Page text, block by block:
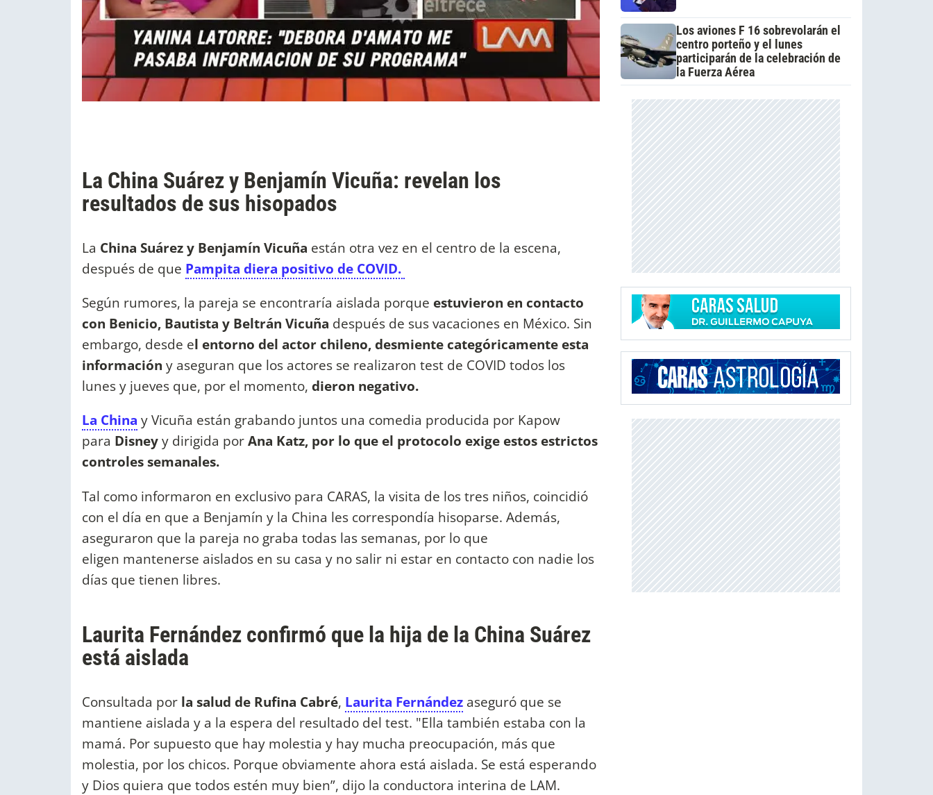
La China Suárez y Benjamín Vicuña: revelan los
resultados de sus hisopados
La China Suárez y Benjamín Vicuña están otra vez en el centro de la escena,
después de que Pampita diera positivo de COVID.
Según rumores, la pareja se encontraría aislada porque estuvieron en contacto
con Benicio, Bautista y Beltrán Vicuña después de sus vacaciones en México. Sin
embargo, desde el entorno del actor chileno, desmiente categóricamente esta
información y aseguran que los actores se realizaron test de COVID todos los
lunes y jueves que, por el momento, dieron negativo.
La China y Vicuña están grabando juntos una comedia producida por Kapow
para Disneyy dirigida porAna Katz, por lo que el protocolo exige estos estrictos
controles semanales.
Tal como informaron en exclusivo para CARAS, la visita de los tres niños, coincidió
con el día en que a Benjamín y la China les correspondía hisoparse. Además,
aseguraron que la pareja no graba todas las semanas, por lo que
eligen mantenerse aislados en su casa y no salir ni estar en contacto con nadie los
días que tienen libres.
Laurita Fernández confirmó que la hija de la China Suárez
está aislada
Consultada por la salud de Rufina Cabré, Laurita Fernández aseguró que se
mantiene aislada y a la espera del resultado del test. "Ella también estaba con la
mamá. Por supuesto que hay molestia y hay mucha preocupación, más que
molestia, por los chicos. Porque obviamente ahora está aislada. Se está esperando
y Dios quiera que todos estén muy bien”, dijo la conductora interina de LAM.
Los aviones F 16 sobrevolarán el
centro porteño y el lunes
participarán de la celebración de
la Fuerza Aérea